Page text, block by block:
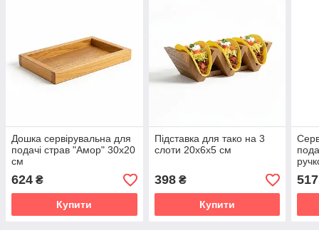
Дошка сервірувальна для
подачі страв "Амор" 30х20
см
624 ₴
Купити
Підставка для тако на 3
слоти 20х6х5 cм
398₴
Купити
517